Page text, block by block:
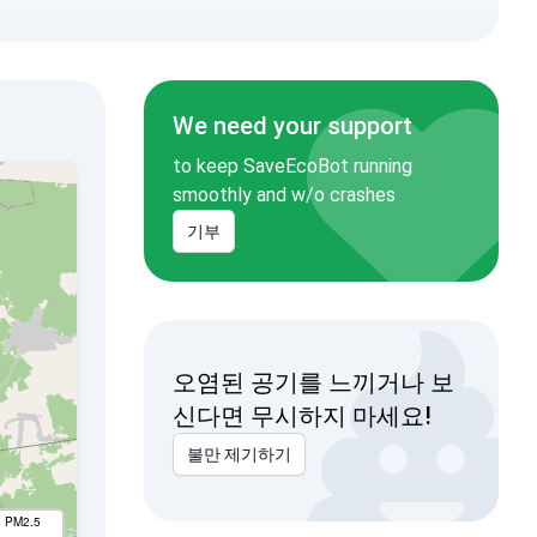
PM2.5
We need your support
to keep SaveEcoBot running
smoothly and w/o crashes
기부
오염된 공기를 느끼거나 보
신다면 무시하지 마세요!
불만 제기하기